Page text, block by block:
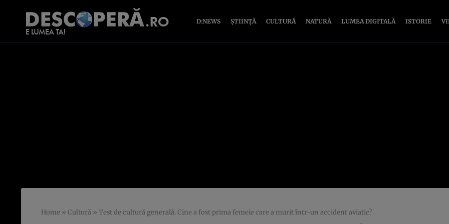
D:NEWS ȘTIINȚĂ CULTURĂ NATURĂ LUMEA DIGITALĂ ISTORIE
Home » Cultură » Test de cultură generală. Cine a fost prima femeie care a murit într-un accident aviatic?